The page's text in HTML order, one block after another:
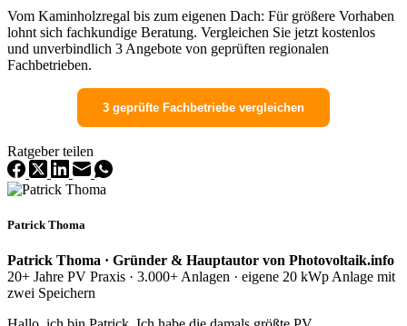
Vom Kaminholzregal bis zum eigenen Dach: Für größere Vorhaben
lohnt sich fachkundige Beratung. Vergleichen Sie jetzt kostenlos
und unverbindlich 3 Angebote von geprüften regionalen
Fachbetrieben.
3 geprüfte Fachbetriebe vergleichen
Ratgeber teilen
Patrick Thoma
Patrick Thoma · Gründer & Hauptautor von Photovoltaik.info
20+ Jahre PV Praxis · 3.000+ Anlagen · eigene 20 kWp Anlage mit
zwei Speichern